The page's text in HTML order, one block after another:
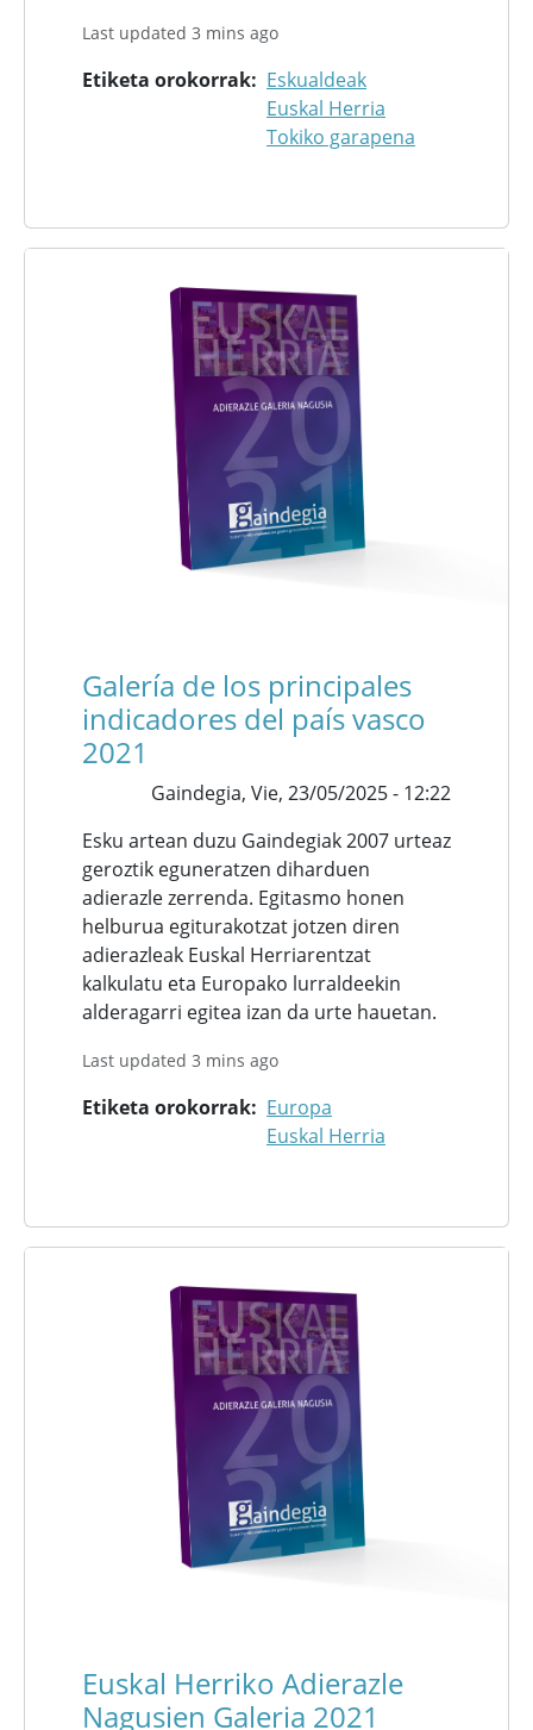
Last updated 3 mins ago
Etiketa orokorrak
Eskualdeak
Euskal Herria
Tokiko garapena
Galería de los principales
indicadores del país vasco
2021
Gaindegia, Vie, 23/05/2025 - 12:22
Esku artean duzu Gaindegiak 2007 urteaz
geroztik eguneratzen diharduen
adierazle zerrenda. Egitasmo honen
helburua egiturakotzat jotzen diren
adierazleak Euskal Herriarentzat
kalkulatu eta Europako lurraldeekin
alderagarri egitea izan da urte hauetan.
Last updated 3 mins ago
Etiketa orokorrak
Europa
Euskal Herria
Euskal Herriko Adierazle
Nagusien Galeria 2021